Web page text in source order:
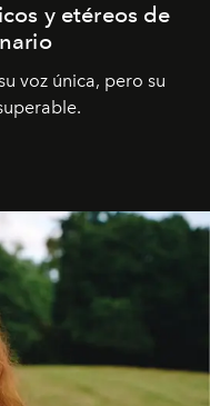
y etéreos de
voz única, pero su